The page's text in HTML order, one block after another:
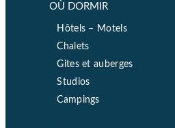
OÙ DORMIR
Hôtels – Motels
Chalets
Gites et auberges
Studios
Campings